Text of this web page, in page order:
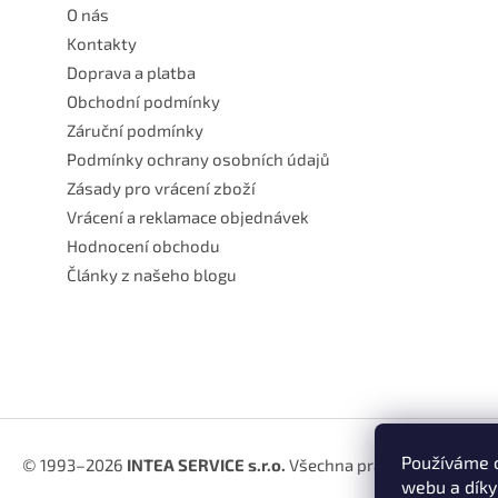
Používáme
webu a
O nás
Kontakty
Doprava a platba
Obchodní podmínky
Záruční podmínky
Podmínky ochrany osobních údajů
Zásady pro vrácení zboží
Vrácení a reklamace objednávek
Hodnocení obchodu
Články z našeho blogu
© 1993–2026 INTEA SERVICE s.r.o. Všechna práva vyhrazena.